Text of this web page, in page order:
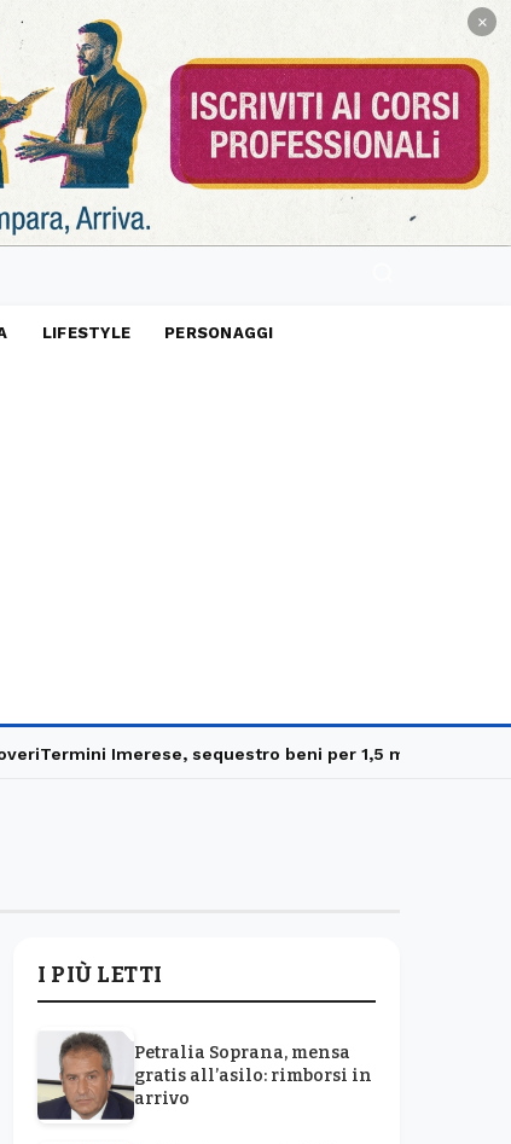
×
LIFESTYLE PERSONAGGI
Termini Imerese, sequestro beni per 1,5 milioni
I PIÙ LETTI
Petralia Soprana, mensa
gratis all’asilo: rimborsi in
arrivo